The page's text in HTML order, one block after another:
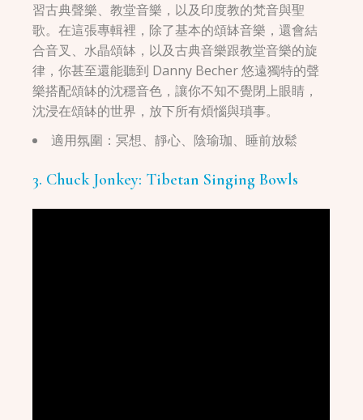
習古典聲樂、教堂音樂，以及印度教的梵音與聖
歌。在這張專輯裡，除了基本的頌缽音樂，還會結
合音叉、水晶頌缽，以及古典音樂跟教堂音樂的旋
律，你甚至還能聽到 Danny Becher 悠遠獨特的聲
樂搭配頌缽的沈穩音色，讓你不知不覺閉上眼睛，
沈浸在頌缽的世界，放下所有煩惱與瑣事。
適用氛圍：冥想、靜心、陰瑜珈、睡前放鬆
3. Chuck Jonkey: Tibetan Singing Bowls